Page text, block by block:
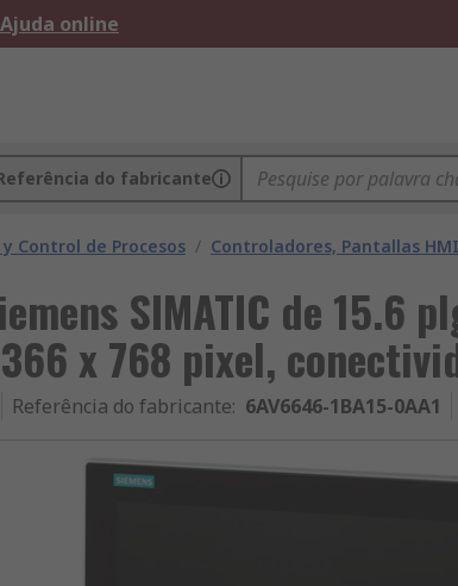
Ajuda online
do fabricante
Control de Procesos / Controladores, Pantallas
SIMATIC de 15.6
x 768 pixel,
Referência do fabricante: 6AV6646-1BA15-0AA1